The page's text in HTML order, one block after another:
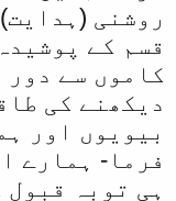
روشنی
قسم کے
کاموں سے دور
دیکھنے کی
بیویوں اور
فرما- ہمارے
ہی توبہ قبول